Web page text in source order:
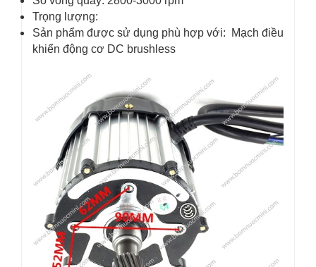
Trọng lượng:
Sản phẩm được sử dụng phù hợp với: Mạch điều
khiển động cơ DC brushless